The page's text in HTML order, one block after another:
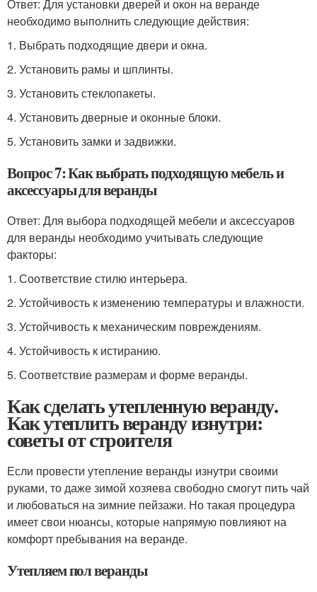
Ответ: Для установки дверей и окон на веранде
необходимо выполнить следующие действия:
1. Выбрать подходящие двери и окна.
2. Установить рамы и шплинты.
3. Установить стеклопакеты.
4. Установить дверные и оконные блоки.
5. Установить замки и задвижки.
Вопрос 7: Как выбрать подходящую мебель и
аксессуары для веранды
Ответ: Для выбора подходящей мебели и аксессуаров
для веранды необходимо учитывать следующие
факторы:
1. Соответствие стилю интерьера.
2. Устойчивость к изменению температуры и влажности.
3. Устойчивость к механическим повреждениям.
4. Устойчивость к истиранию.
5. Соответствие размерам и форме веранды.
Как сделать утепленную веранду.
Как утеплить веранду изнутри:
советы от строителя
Если провести утепление веранды изнутри своими
руками, то даже зимой хозяева свободно смогут пить чай
и любоваться на зимние пейзажи. Но такая процедура
имеет свои нюансы, которые напрямую повлияют на
комфорт пребывания на веранде.
Утепляем пол веранды